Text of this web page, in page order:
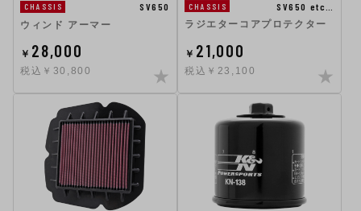
CHASSIS
SV650
ウィンド アーマー
￥ 28,000
税込￥30,800
CHASSIS
SV650 etc…
ラジエターコアプロテクター
￥ 21,000
税込￥23,100